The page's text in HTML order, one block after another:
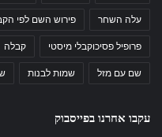
עלה השחר פירוש השם לפי
פרופיל פסיכוקבלי מיסטי קבלה
שם עם מזל שמות לבנות
עקבו אחרנו בפייסבוק